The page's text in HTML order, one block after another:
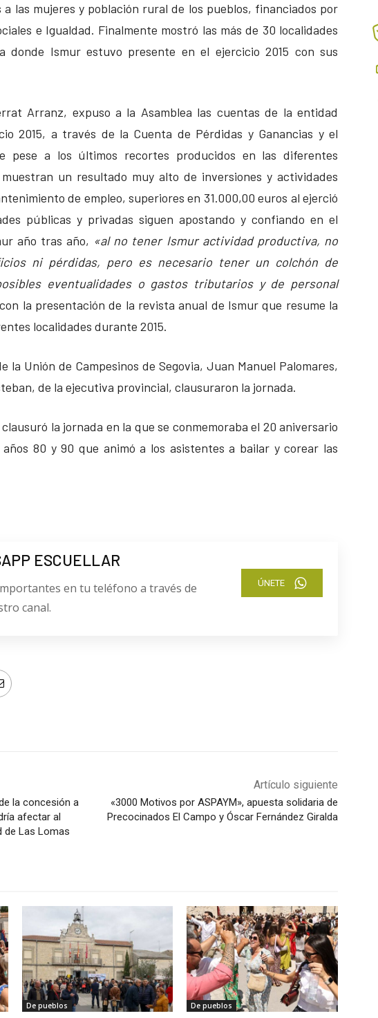
a las mujeres y población rural de los pueblos, financiados por
e Igualdad. Finalmente mostró las más de 30 localidades
donde Ismur estuvo presente en el ejercicio 2015 con sus
Arranz, expuso a la Asamblea las cuentas de la entidad
2015, a través de la Cuenta de Pérdidas y Ganancias y el
pese a los últimos recortes producidos en las diferentes
un resultado muy alto de inversiones y actividades
de empleo, superiores en 31.000,00 euros al ejerció
públicas y privadas siguen apostando y confiando en el
año tras año, «al no tener Ismur actividad productiva, no
ni pérdidas, pero es necesario tener un colchón de
eventualidades o gastos tributarios y de personal
la presentación de la revista anual de Ismur que resume la
localidades durante 2015.
la Unión de Campesinos de Segovia, Juan Manuel Palomares,
de la ejecutiva provincial, clausuraron la jornada.
la jornada en la que se conmemoraba el 20 aniversario
80 y 90 que animó a los asistentes a bailar y corear las
ESCUELLAR
en tu teléfono a través de
canal.
ÚNETE
la concesión a
afectar al
de Las Lomas
Artículo siguiente
«3000 Motivos por ASPAYM», apuesta solidaria de
Precocinados El Campo y Óscar Fernández Giralda
De pueblos De pueblos